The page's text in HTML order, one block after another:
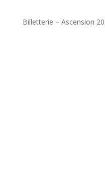
Billetterie – Ascension